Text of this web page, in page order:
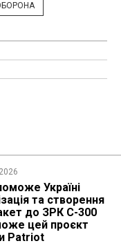
Україні
та створення
до ЗРК С-300
цей проєкт
Patriot